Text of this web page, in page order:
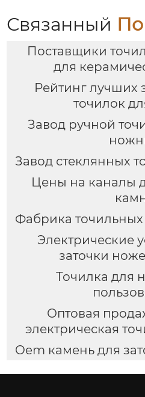
Связанный
Поставщики
для
Рейтинг лучших
точилок
Завод ручной
Завод стеклянных
Цены на каналы
Фабрика
Электрические
заточки
Точилка для
Оптовая
электрическая
Oem камень для